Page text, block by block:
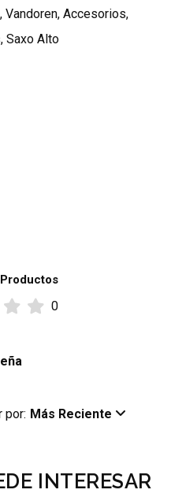
, Vandoren, Accesorios,
, Saxo Alto
0
por: Más Reciente
INTERESAR